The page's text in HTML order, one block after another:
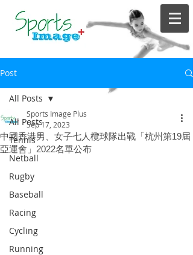
Post
All Posts
Tennis
Netball
Rugby
Baseball
Racing
Cycling
Running
All Posts
中國香港男、女子七人欖球隊出戰「杭州第19屆
亞運會」2022名單公布
Sports Image Plus
Sep 17, 2023